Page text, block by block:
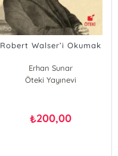
Robert Walser’i Okumak
Erhan Sunar
Öteki Yayınevi
₺200,00